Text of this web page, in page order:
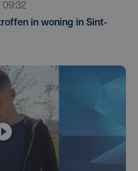
09:32
in woning in Sint-